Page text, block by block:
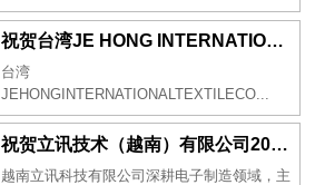
祝贺台湾JE HONG INTERNATIONAL TEXTILE CO., LTD 2026年一次性成功通过GRS认证
台湾
JEHONGINTERNATIONALTEXTILECO...
祝贺立讯技术（越南）有限公司2026年一次性成功通过RBA-VAP审核获得金牌评级！
越南立讯科技有限公司深耕电子制造领域，主